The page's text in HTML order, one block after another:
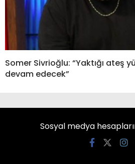
Somer Sivrioğlu: “Yaktığı ateş
devam edecek”
Sosyal medya